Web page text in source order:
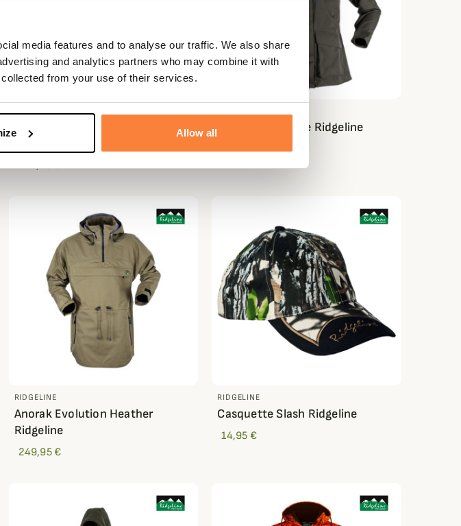
media features and to analyse our traffic. We also share
and analytics partners who may combine it with
from your use of their services.
Allow all
Anorak Monsoon Arctic femme
279,95 €
Veste Kea femme Ridgeline
169,95 €
RIDGELINE
Anorak Evolution Heather
Ridgeline
249,95 €
RIDGELINE
Casquette Slash Ridgeline
14,95 €